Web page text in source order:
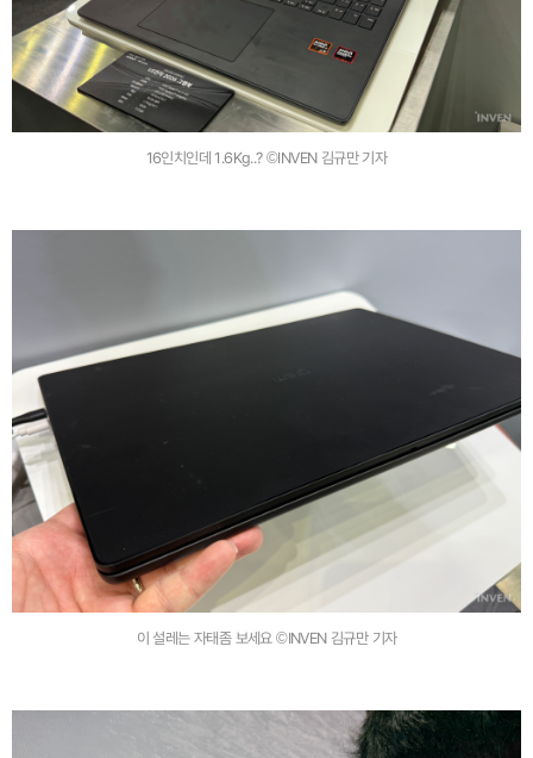
16인치인데 1.6Kg..? ©INVEN 김규만 기자
이 설레는 자태좀 보세요 ©INVEN 김규만 기자